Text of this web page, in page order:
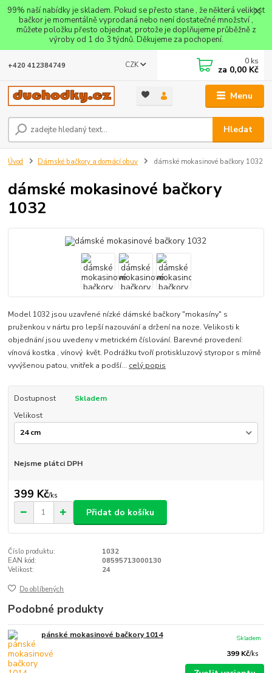
99% naší nabídky je skladem. Pokud se přesto stane , že některá velikost
bačkor je momentálně vyprodaná nebo není dostatečné množství ,
můžete položku přesto objednat, protože je doplňujeme průběžně z
výroby od 1 do 3 týdnů. Děkujeme za pochopení.
Menu
CZK
Hledat
+420 412384749 0 ks
za 0,00 Kč
Úvod Dámské bačkory a domácí obuv dámské mokasinové bačkory 1032
dámské mokasinové bačkory
1032
Model 1032 jsou uzavřené nízké dámské bačkory "mokasíny" s
pruženkou v nártu pro lepší nazouvání a držení na noze. Velikosti k
objednání jsou uvedeny v metrickém číslování. Barevné provedení:
vínová kostka , vínový květ. Podrážku tvoří protiskluzový styropor s mírně
vyvýšenou patou, vnitřek a podší... celý popis
Dostupnost
Skladem
Velikost
Nejsme plátci DPH
399 Kč/ks
Přidat do košíku
Číslo produktu:
1032
EAN kód:
08595713000130
Velikost:
24
Do oblíbených
Podobné produkty
pánské mokasinové bačkory 1014
399 Kč/ks
Skladem